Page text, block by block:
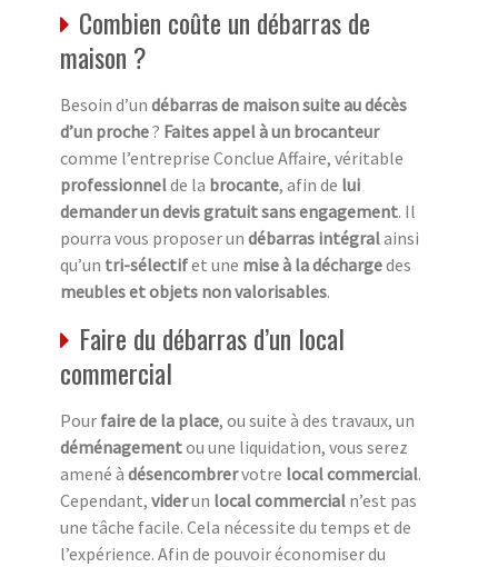
Combien coûte un débarras de
maison ?
Besoin d’un débarras de maison suite au décès
d’un proche? Faites appel à un brocanteur
comme l’entreprise Conclue Affaire, véritable
professionnelde la brocante, afin de lui
demander un devis gratuit sans engagement. Il
pourra vous proposer un débarras intégralainsi
qu’un tri-sélectifet une mise à la déchargedes
meubles et objets non valorisables.
Faire du débarras d’un local
commercial
Pour faire de la place, ou suite à des travaux, un
déménagementou une liquidation, vous serez
amené à désencombrervotre local commercial.
Cependant, viderun local commercial n’est pas
une tâche facile. Cela nécessite du temps et de
l’expérience. Afin de pouvoir économiser du